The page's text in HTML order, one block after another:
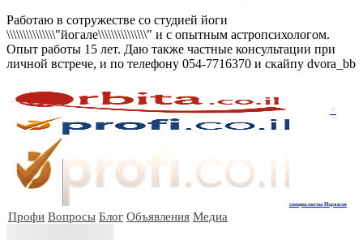
Работаю в сотружестве со студией йоги
\\\\\\\\\\\\\\\"йогале\\\\\\\\\\\\\\\" и с опытным астропсихологом.
Опыт работы 15 лет. Даю также частные консультации при
личной встрече, и по телефону 054-7716370 и скайпу dvora_bb
+
специалисты Израиля
Профи Вопросы Блог Объявления Медиа